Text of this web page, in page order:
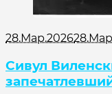
28.Мар.2026
Сивул